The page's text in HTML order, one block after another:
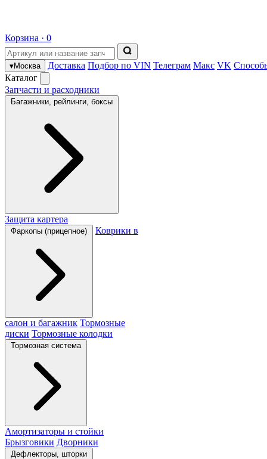
Корзина · 0
▾Москва Доставка Подбор по VIN Телеграм Макс VK
Каталог
Запчасти и расходники
Багажники, рейлинги, боксы
Защита картера
Фаркопы (прицепное) Коврики в
салон и багажник Тормозные
диски Тормозные колодки
Тормозная система
Амортизаторы и стойки
Брызговики Дворники
Дефлекторы, шторки